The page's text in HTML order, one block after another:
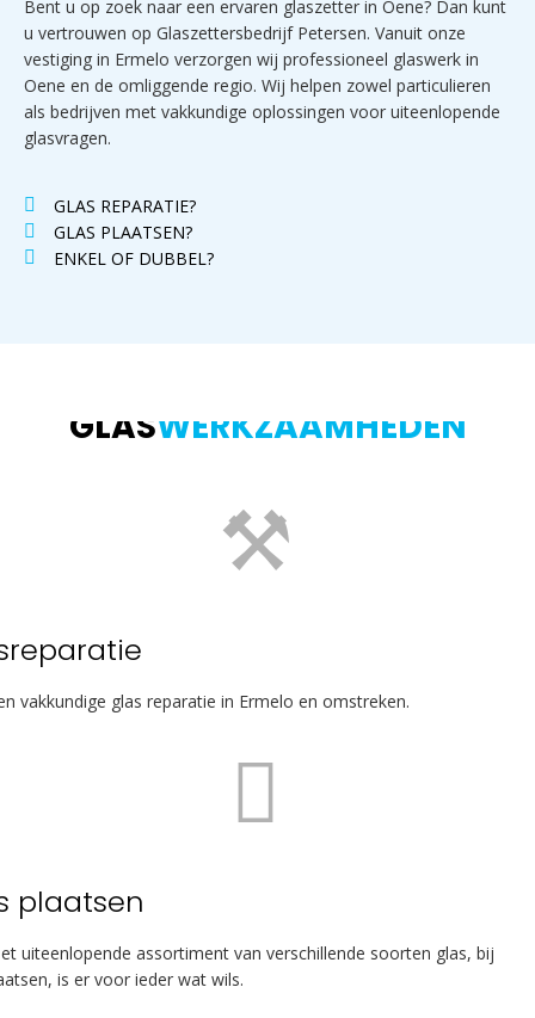
Bent u op zoek naar een ervaren glaszetter in Oene? Dan kunt
u vertrouwen op Glaszettersbedrijf Petersen. Vanuit onze
vestiging in Ermelo verzorgen wij professioneel glaswerk in
Oene en de omliggende regio. Wij helpen zowel particulieren
als bedrijven met vakkundige oplossingen voor uiteenlopende
glasvragen.
GLAS REPARATIE?
GLAS PLAATSEN?
ENKEL OF DUBBEL?
GLASWERKZAAMHEDEN
vakkundige glas reparatie in Ermelo en omstreken.
plaatsen
uiteenlopende assortiment van verschillende soorten glas, bij
is er voor ieder wat wils.